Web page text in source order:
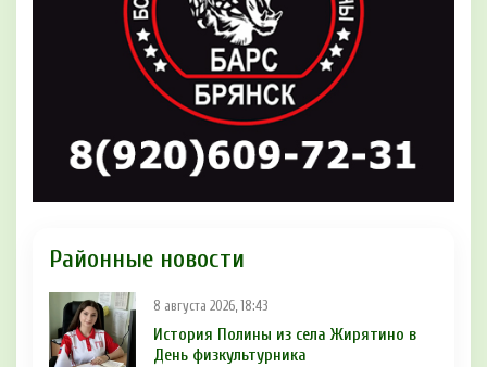
Районные новости
8 августа 2026, 18:43
История Полины из села Жирятино в
День физкультурника